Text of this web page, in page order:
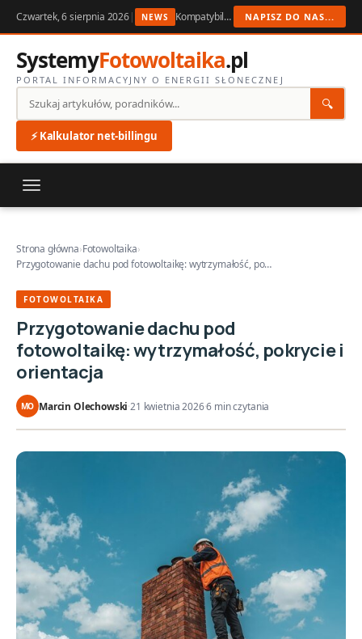
Czwartek, 6 sierpnia 2026| NEWS Kompatybilność falownika i magazynu energii w 2026 NAPISZ DO NAS...
SystemyFotowoltaika.pl
PORTAL INFORMACYJNY O ENERGII SŁONECZNEJ
🔍
⚡ Kalkulator net-billingu
Strona główna›Fotowoltaika›
Przygotowanie dachu pod fotowoltaikę: wytrzymałość, po…
FOTOWOLTAIKA
Przygotowanie dachu pod
fotowoltaikę: wytrzymałość, pokrycie i
orientacja
MO Marcin Olechowski·21 kwietnia 2026·6 min czytania